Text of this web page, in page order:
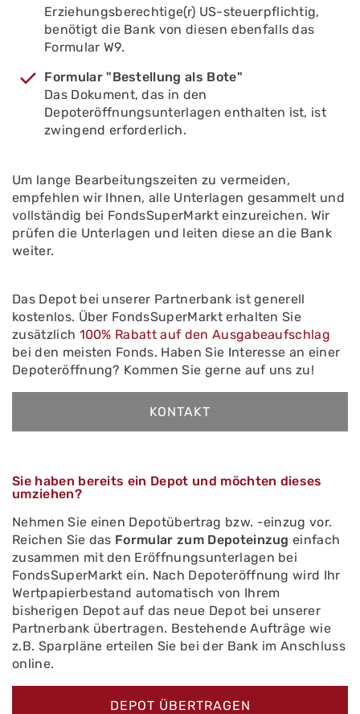
Erziehungsberechtige(r) US-steuerpflichtig,
benötigt die Bank von diesen ebenfalls das
Formular W9.
Formular "Bestellung als Bote"
Das Dokument, das in den
Depoteröffnungsunterlagen enthalten ist, ist
zwingend erforderlich.
Um lange Bearbeitungszeiten zu vermeiden,
empfehlen wir Ihnen, alle Unterlagen gesammelt und
vollständig bei FondsSuperMarkt einzureichen. Wir
prüfen die Unterlagen und leiten diese an die Bank
weiter.
Das Depot bei unserer Partnerbank ist generell
kostenlos. Über FondsSuperMarkt erhalten Sie
zusätzlich 100% Rabatt auf den Ausgabeaufschlag
bei den meisten Fonds. Haben Sie Interesse an einer
Depoteröffnung? Kommen Sie gerne auf uns zu!
KONTAKT
Sie haben bereits ein Depot und möchten dieses
umziehen?
Nehmen Sie einen Depotübertrag bzw. -einzug vor.
Reichen Sie das Formular zum Depoteinzug einfach
zusammen mit den Eröffnungsunterlagen bei
FondsSuperMarkt ein. Nach Depoteröffnung wird Ihr
Wertpapierbestand automatisch von Ihrem
bisherigen Depot auf das neue Depot bei unserer
Partnerbank übertragen. Bestehende Aufträge wie
z.B. Sparpläne erteilen Sie bei der Bank im Anschluss
online.
DEPOT ÜBERTRAGEN